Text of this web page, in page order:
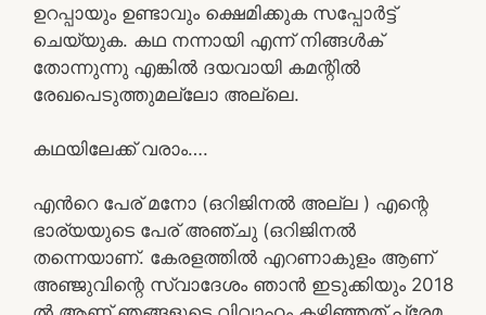
ഉറപ്പായും ഉണ്ടാവും ക്ഷെമിക്കുക സപ്പോർട്ട്
ചെയ്യുക. കഥ നന്നായി എന്ന് നിങ്ങൾക്
തോന്നുന്നു എങ്കിൽ ദയവായി കമന്റിൽ
രേഖപെടുത്തുമല്ലോ അല്ലെ.
കഥയിലേക്ക് വരാം….
എൻറെ പേര് മനോ (ഒറിജിനൽ അല്ല ) എന്റെ
ഭാര്യയുടെ പേര് അഞ്ചു (ഒറിജിനൽ
തന്നെയാണ്. കേരളത്തിൽ എറണാകുളം ആണ്
അഞ്ജുവിന്റെ സ്വാദേശം ഞാൻ ഇടുക്കിയും 2018